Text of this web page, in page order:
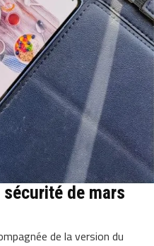
de mars
de la version du